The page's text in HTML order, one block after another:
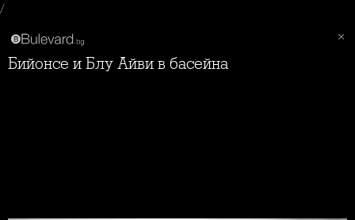
/
Бийонсе и Блу Айви в басейна